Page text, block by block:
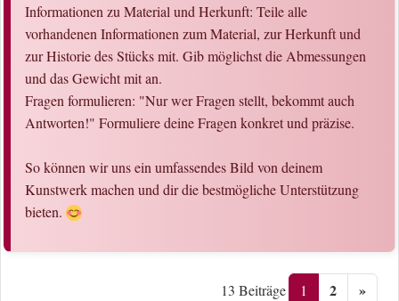
Informationen zu Material und Herkunft: Teile alle
vorhandenen Informationen zum Material, zur Herkunft und
zur Historie des Stücks mit. Gib möglichst die Abmessungen
und das Gewicht mit an.
Fragen formulieren: "Nur wer Fragen stellt, bekommt auch
Antworten!" Formuliere deine Fragen konkret und präzise.
So können wir uns ein umfassendes Bild von deinem
Kunstwerk machen und dir die bestmögliche Unterstützung
bieten.
13 Beiträge 1 2 »